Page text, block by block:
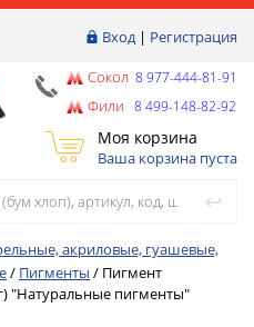
Вход| Регистрация
Сокол 8 977-444-81-91
Фили 8 499-148-82-92
Моя корзина
Ваша корзина пуста
акриловые, гуашевые,
/ Пигменты / Пигмент
"Натуральные пигменты"